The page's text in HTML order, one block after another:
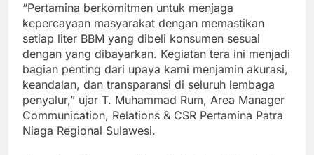
“Pertamina berkomitmen untuk menjaga
kepercayaan masyarakat dengan memastikan
setiap liter BBM yang dibeli konsumen sesuai
dengan yang dibayarkan. Kegiatan tera ini menjadi
bagian penting dari upaya kami menjamin akurasi,
keandalan, dan transparansi di seluruh lembaga
penyalur,” ujar T. Muhammad Rum, Area Manager
Communication, Relations & CSR Pertamina Patra
Niaga Regional Sulawesi.